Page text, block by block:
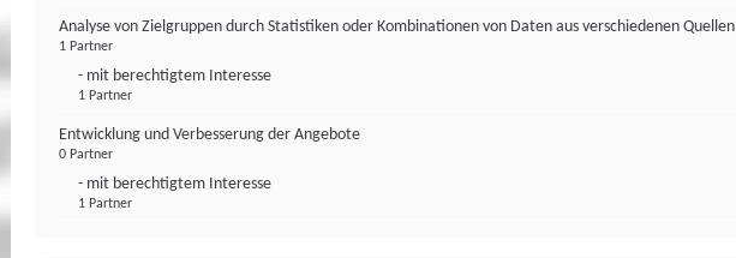
Analyse von Zielgruppen durch Statistiken oder Kombinationen von Daten aus verschiedenen Quellen
1 Partner
- mit berechtigtem Interesse
1 Partner
Entwicklung und Verbesserung der Angebote
0 Partner
- mit berechtigtem Interesse
1 Partner